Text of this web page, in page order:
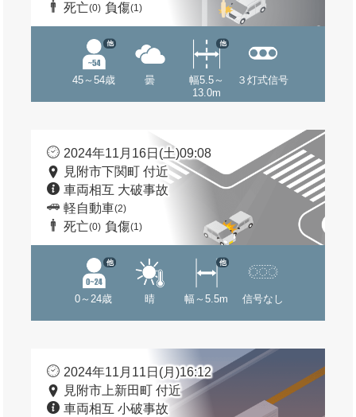
死亡(0) 負傷(1)
45～54歳
他
曇
幅5.5～
13.0m
他
３灯式信号
2024年11月16日(土)09:08
見附市下関町 付近
車両相互 大破事故
軽自動車(2)
死亡(0) 負傷(1)
0～24歳
他
晴 幅～5.5m
他
信号なし
2024年11月11日(月)16:12
見附市上新田町 付近
車両相互 小破事故